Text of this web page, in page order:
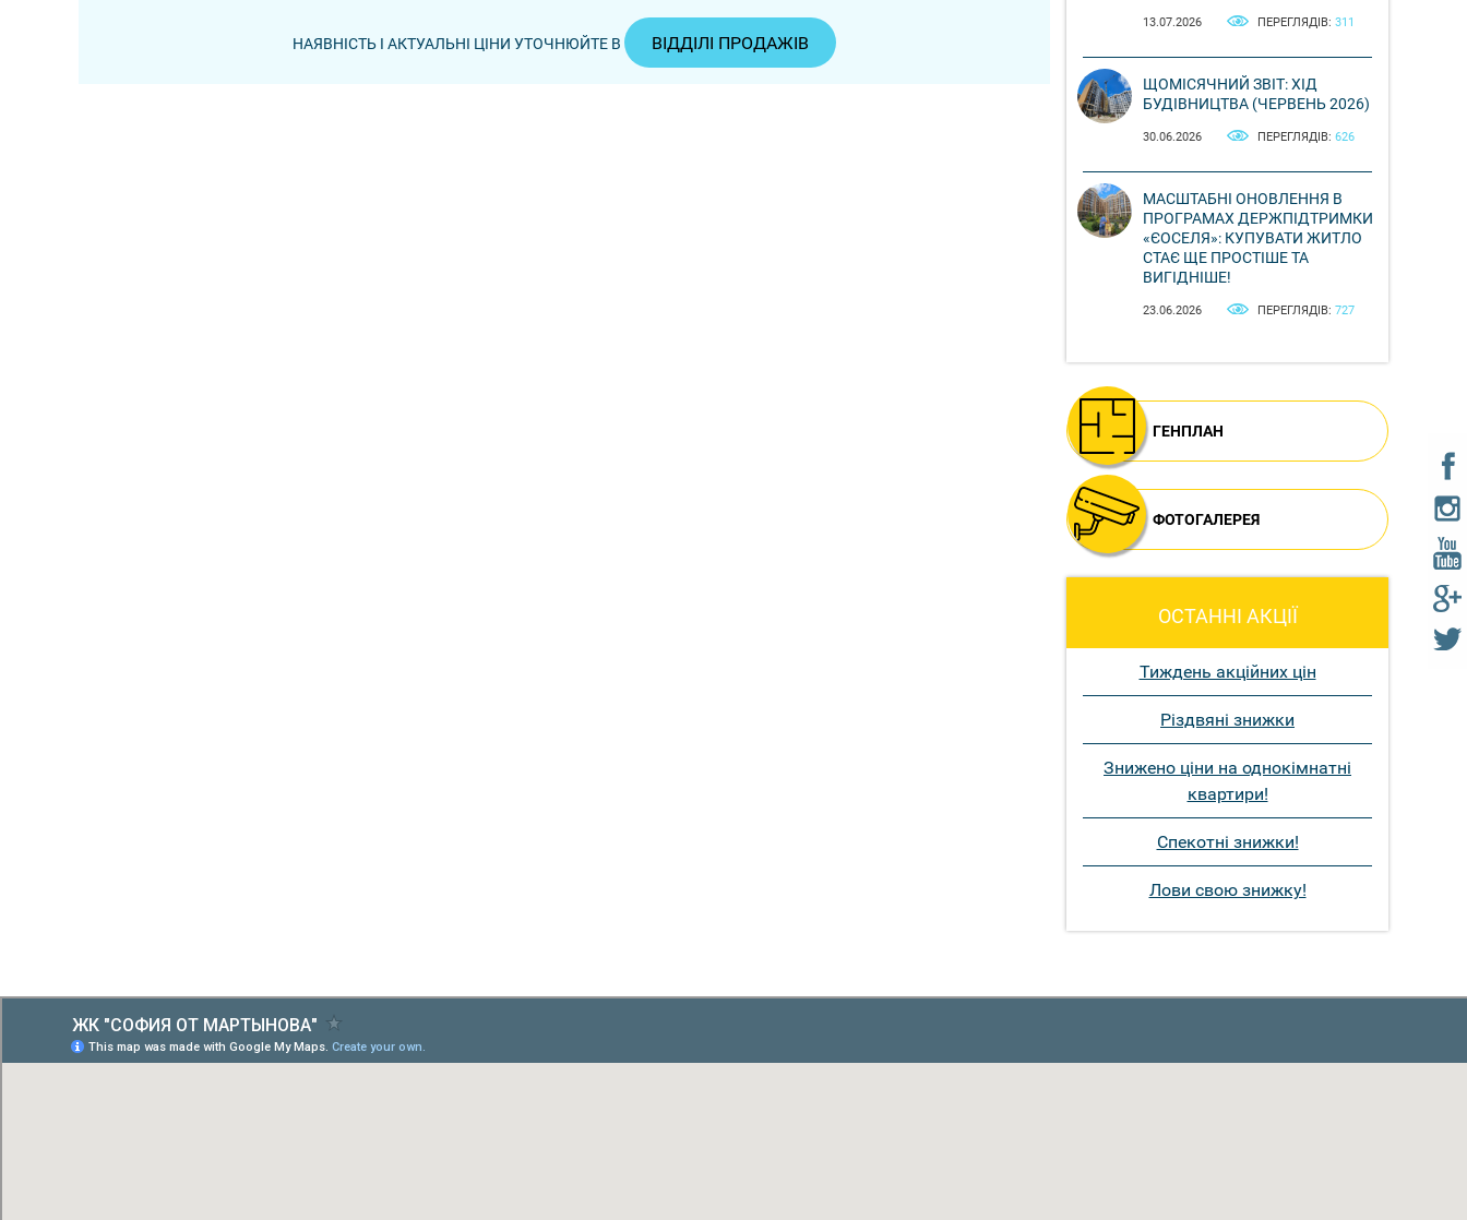
НАЯВНІСТЬ І АКТУАЛЬНІ ЦІНИ УТОЧНЮЙТЕ В ВІДДІЛІ ПРОДАЖІВ
13.07.2026 ПЕРЕГЛЯДІВ: 311
ЩОМІСЯЧНИЙ ЗВІТ: ХІД
БУДІВНИЦТВА (ЧЕРВЕНЬ 2026)
30.06.2026 ПЕРЕГЛЯДІВ: 626
МАСШТАБНІ ОНОВЛЕННЯ В
ПРОГРАМАХ ДЕРЖПІДТРИМКИ
«ЄОСЕЛЯ»: КУПУВАТИ ЖИТЛО
СТАЄ ЩЕ ПРОСТІШЕ ТА
ВИГІДНІШЕ!
23.06.2026 ПЕРЕГЛЯДІВ: 727
ГЕНПЛАН
ФОТОГАЛЕРЕЯ
ОСТАННІ АКЦІЇ
Тиждень акційних цін
Різдвяні знижки
Знижено ціни на однокімнатні
квартири!
Спекотні знижки!
Лови свою знижку!